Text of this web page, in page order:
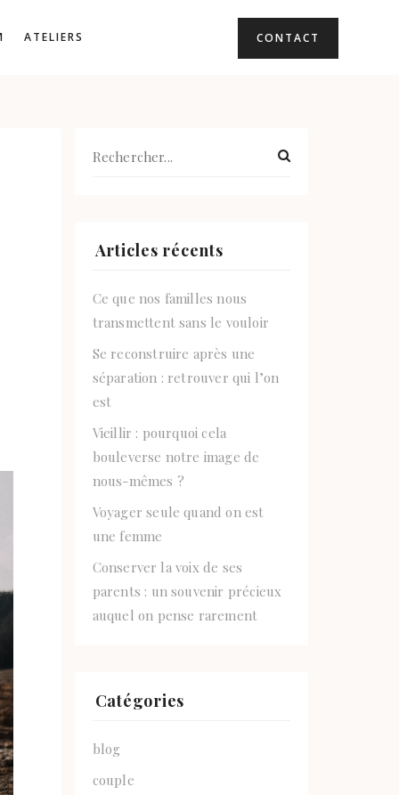
ATELIERS CONTACT
Articles récents
Ce que nos familles nous
transmettent sans le vouloir
Se reconstruire après une
séparation : retrouver qui l’on
est
Vieillir : pourquoi cela
bouleverse notre image de
nous-mêmes ?
Voyager seule quand on est
une femme
Conserver la voix de ses
parents : un souvenir précieux
auquel on pense rarement
Catégories
blog
couple